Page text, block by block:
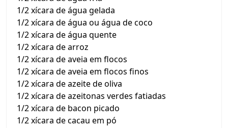
1/2 xícara de água gelada
1/2 xícara de água ou água de coco
1/2 xícara de água quente
1/2 xícara de arroz
1/2 xícara de aveia em flocos
1/2 xícara de aveia em flocos finos
1/2 xícara de azeite de oliva
1/2 xícara de azeitonas verdes fatiadas
1/2 xícara de bacon picado
1/2 xícara de cacau em pó